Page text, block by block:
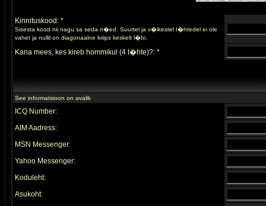
Kinnituskood: *
Sisesta kood nii nagu sa seda n�ed. Suurtel ja v�ikestel t�htedel ei ole
vahet ja nullil on diagonaalne kriips keskelt l�bi.
Kana mees, kes kireb hommikul (4 t�hte)?: *
See informatsioon on avalik
ICQ Number:
AIM Aadress:
MSN Messenger:
Yahoo Messenger:
Koduleht:
Asukoht: